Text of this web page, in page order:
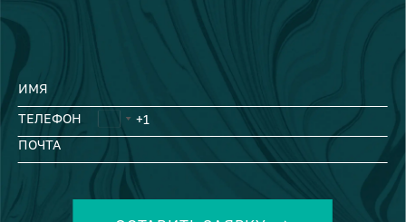
ИМЯ
ТЕЛЕФОН
ПОЧТА